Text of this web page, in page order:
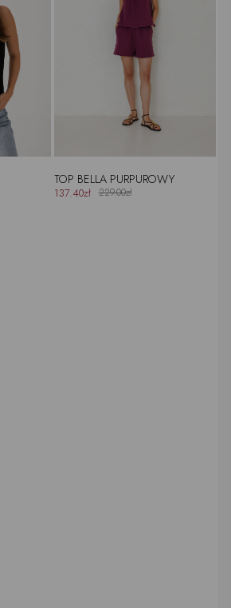
TOP BELLA PURPUROWY
137.40zł 229.00zł